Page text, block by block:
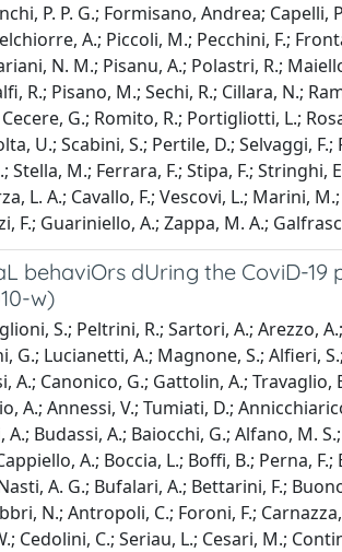
P. P. G.; Formisano, Andrea;
A.; Piccoli, M.; Pecchini, F.;
N. M.; Pisanu, A.; Polastri, R.;
R.; Pisano, M.; Sechi, R.; Cillara, N.;
G.; Romito, R.; Portigliotti, L.;
U.; Scabini, S.; Pertile, D.; Selvaggi, F.;
Stella, M.; Ferrara, F.; Stipa, F.;
L. A.; Cavallo, F.; Vescovi, L.;
F.; Guariniello, A.; Zappa, M. A.;
behaviOrs dUring the CoviD-19
w)
S.; Peltrini, R.; Sartori, A.; Arezzo,
Lucianetti, A.; Magnone, S.; Alfieri,
Canonico, G.; Gattolin, A.; Travaglio,
A.; Annessi, V.; Tumiati, D.;
Budassi, A.; Baiocchi, G.; Alfano, M.
A.; Boccia, L.; Boffi, B.; Perna,
A. G.; Bufalari, A.; Bettarini, F.;
N.; Antropoli, C.; Foroni, F.;
Cedolini, C.; Seriau, L.; Cesari, M.;